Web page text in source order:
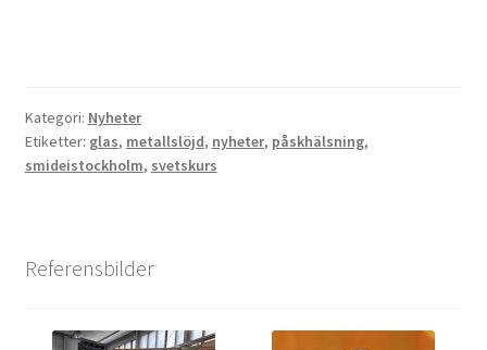
Kategori: Nyheter
Etiketter: glas, metallslöjd, nyheter, påskhälsning,
smideistockholm, svetskurs
Referensbilder